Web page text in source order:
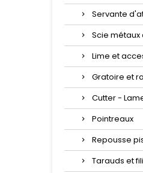
Servante
Scie métaux
Lime et
Gratoire et
Cutter -
Pointreaux
Repousse
Tarauds et